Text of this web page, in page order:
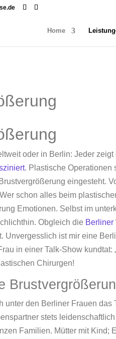
Home
oder in Berlin: Jeder
. Plastische Operationen
eingesteht.
schon alles beim
Emotionen. Selbst im
Obgleich die Berliner
Unvergesslich ist mir eine
in einer Talk-Show kundtat:
Chirurgen!
unter den Berliner Frauen
stets
Familien. Mütter mit Kind;